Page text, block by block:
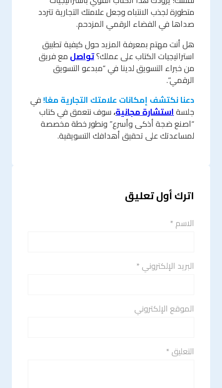
متطورة لجذب الانتباه وجعل علامتك التجارية تتردد
صداها في الفضاء الرقمي المزدحم.
هل أنت مهتم بمعرفة المزيد حول كيفية تطبيق
استراتيجيات الكتاب على عملك؟تواصل مع فريق
من خبراء التسويق لدينا في “مبدعو التسويق
الرقمي”.
دعنا نكتشف إمكانات علامتك التجارية معًا! في
جلسةاستشارة مجانية،سوف نتعمق في كتاب
“اصنع ضجة أذكى وأسرع” ونطور خطة مخصصة
لمساعدتك على تحقيق أهدافك التسويقية.
اترك أول تعليق
الاسم *
البريد الإلكتروني *
الموقع الإلكتروني
التعليق *